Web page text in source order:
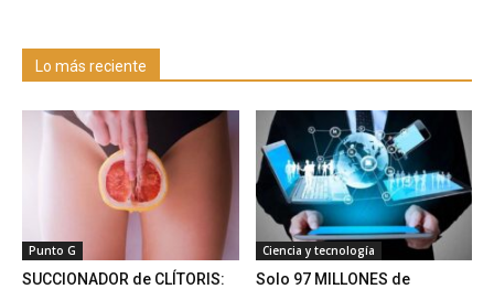
Lo más reciente
Punto G
SUCCIONADOR de CLÍTORIS:
Ciencia y tecnología
Solo 97 MILLONES de